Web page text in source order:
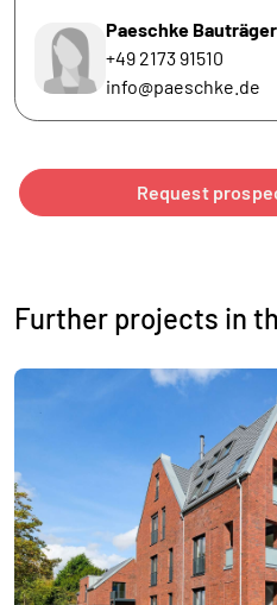
Paeschke
+49 2173 91510
info@paeschke.de
Request
Further projects in